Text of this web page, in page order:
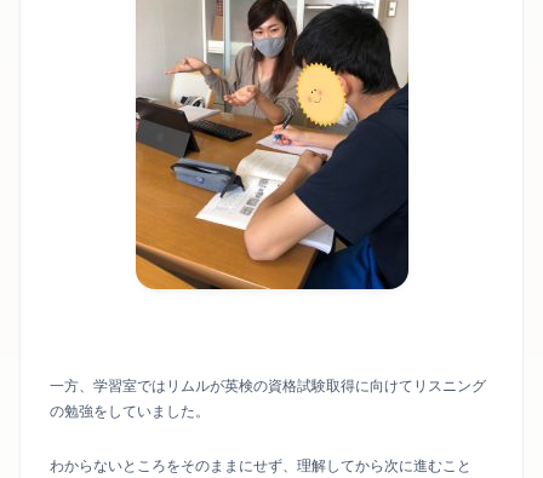
一方、学習室ではリムルが英検の資格試験取得に向けてリスニング
の勉強をしていました。
わからないところをそのままにせず、理解してから次に進むこと